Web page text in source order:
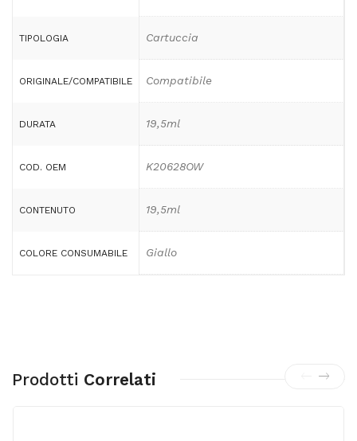
TIPOLOGIA Cartuccia
ORIGINALE/COMPATIBILE Compatibile
DURATA 19,5ml
COD. OEM K20628OW
CONTENUTO 19,5ml
COLORE CONSUMABILE Giallo
Prodotti Correlati